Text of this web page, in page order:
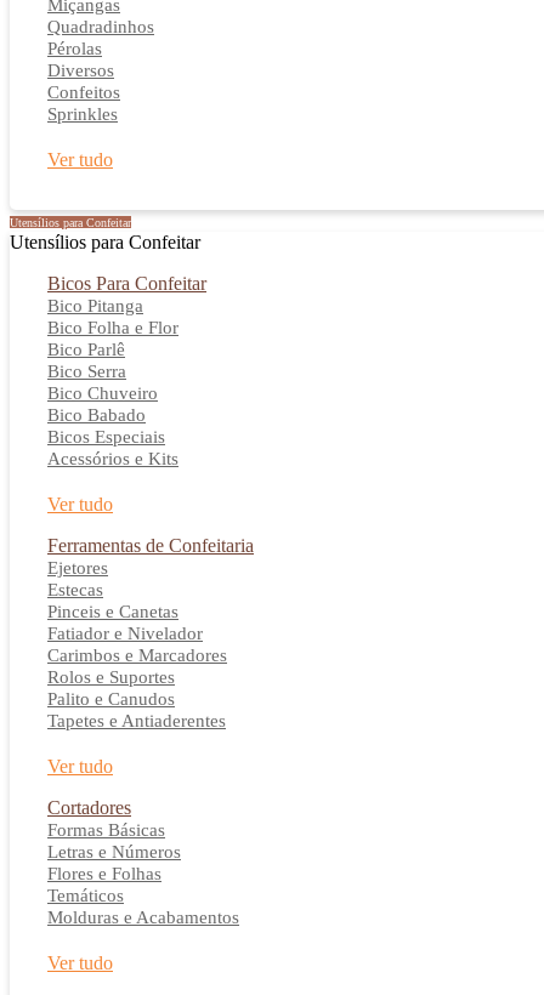
Miçangas
Quadradinhos
Pérolas
Diversos
Confeitos
Sprinkles
Ver tudo
Utensílios para Confeitar
Utensílios para Confeitar
Bicos Para Confeitar
Bico Pitanga
Bico Folha e Flor
Bico Parlê
Bico Serra
Bico Chuveiro
Bico Babado
Bicos Especiais
Acessórios e Kits
Ver tudo
Ferramentas de Confeitaria
Ejetores
Estecas
Pinceis e Canetas
Fatiador e Nivelador
Carimbos e Marcadores
Rolos e Suportes
Palito e Canudos
Tapetes e Antiaderentes
Ver tudo
Cortadores
Formas Básicas
Letras e Números
Flores e Folhas
Temáticos
Molduras e Acabamentos
Ver tudo